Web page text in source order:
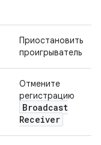
Приостановить
проигрыватель
Отмените
регистрацию
Broadcast
Receiver